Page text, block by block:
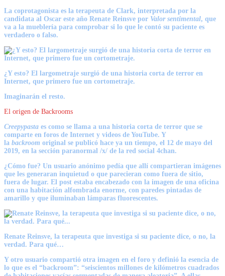
La coprotagonista es la terapeuta de Clark, interpretada por la
candidata al Oscar este año Renate Reinsve por Valor sentimental, que
va a la mueblería para comprobar si lo que le contó su paciente es
verdadero o falso.
¿Y esto? El largometraje surgió de una historia corta de terror en
Internet, que primero fue un cortometraje.
Imaginarán el resto.
El origen de Backrooms
Creepypasta es como se llama a una historia corta de terror que se
comparte en foros de Internet y videos de YouTube. Y
la backroom original se publicó hace ya un tiempo, el 12 de mayo del
2019, en la sección paranormal /x/ de la red social 4chan.
¿Cómo fue? Un usuario anónimo pedía que allí compartieran imágenes
que les generaran inquietud o que parecieran como fuera de sitio,
fuera de lugar. El post estaba encabezado con la imagen de una oficina
con una habitación alfombrada enorme, con paredes pintadas de
amarillo y que iluminaban lámparas fluorescentes.
Renate Reinsve, la terapeuta que investiga si su paciente dice, o no, la
verdad. Para qué…
Y otro usuario compartió otra imagen en el foro y definió la esencia de
lo que es el “backroom”: “seiscientos millones de kilómetros cuadrados